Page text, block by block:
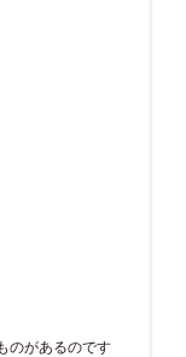
のがあるのです